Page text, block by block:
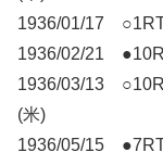
1936/01/17
1936/02/21
1936/03/13
(米)
1936/05/15